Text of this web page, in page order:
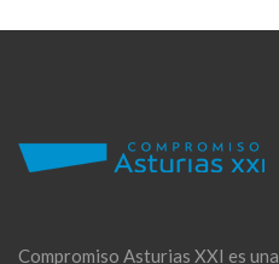
Compromiso Asturias XXI es una